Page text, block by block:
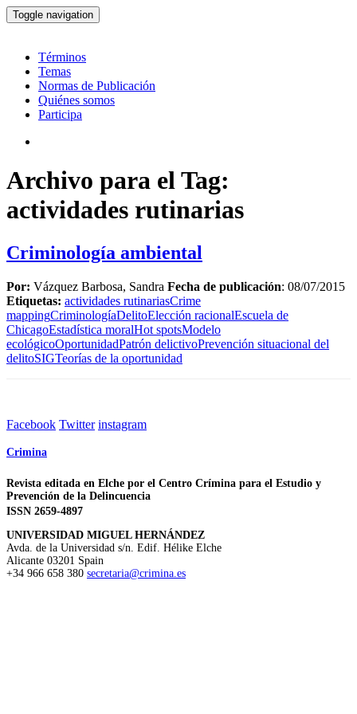
Toggle navigation
Términos
Temas
Normas de Publicación
Quiénes somos
Participa
Archivo para el Tag:
actividades rutinarias
Criminología ambiental
Por: Vázquez Barbosa, Sandra Fecha de publicación: 08/07/2015
Etiquetas: actividades rutinariasCrime
mappingCriminologíaDelitoElección racionalEscuela de
ChicagoEstadística moralHot spotsModelo
ecológicoOportunidadPatrón delictivoPrevención situacional del
delitoSIGTeorías de la oportunidad
Facebook Twitter instagram
Crimina
Revista editada en Elche por el Centro Crímina para el Estudio y
Prevención de la Delincuencia
ISSN 2659-4897
UNIVERSIDAD MIGUEL HERNÁNDEZ
Avda. de la Universidad s/n. Edif. Hélike Elche
Alicante 03201 Spain
+34 966 658 380 secretaria@crimina.es